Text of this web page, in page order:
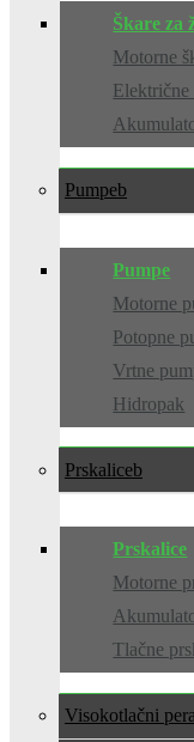
Škare za
Motorne
Električne
Pumpe
Pumpe
Motorne
Potopne
Vrtne
Hidropak
Prskalice
Prskalice
Motorne
Tlačne
Visokotlačni